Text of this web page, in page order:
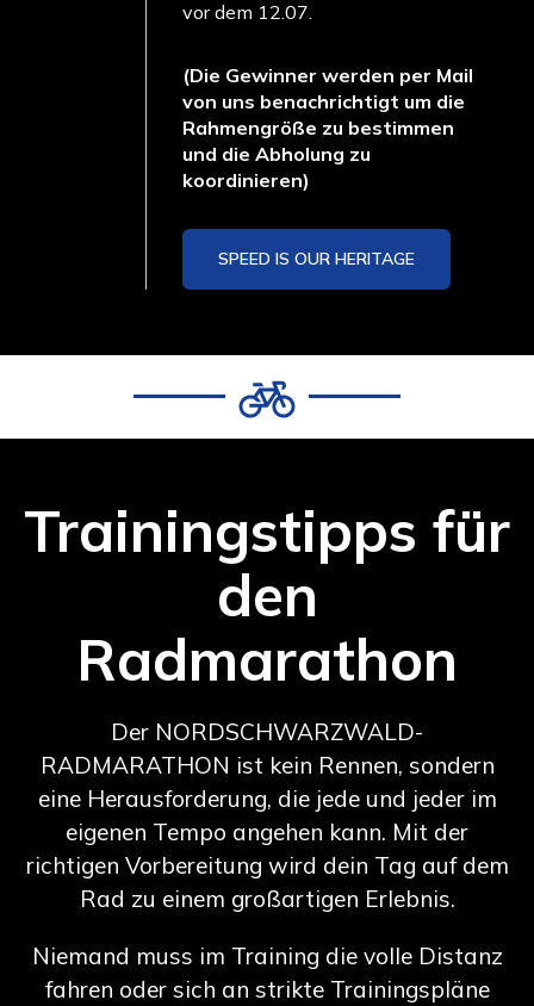
vor dem 12.07.
(Die Gewinner werden per Mail
von uns benachrichtigt um die
Rahmengröße zu bestimmen
und die Abholung zu
koordinieren)
SPEED IS OUR HERITAGE
Trainingstipps für
den
Radmarathon
Der NORDSCHWARZWALD-
RADMARATHON ist kein Rennen, sondern
eine Herausforderung, die jede und jeder im
eigenen Tempo angehen kann. Mit der
richtigen Vorbereitung wird dein Tag auf dem
Rad zu einem großartigen Erlebnis.
Niemand muss im Training die volle Distanz
fahren oder sich an strikte Trainingspläne